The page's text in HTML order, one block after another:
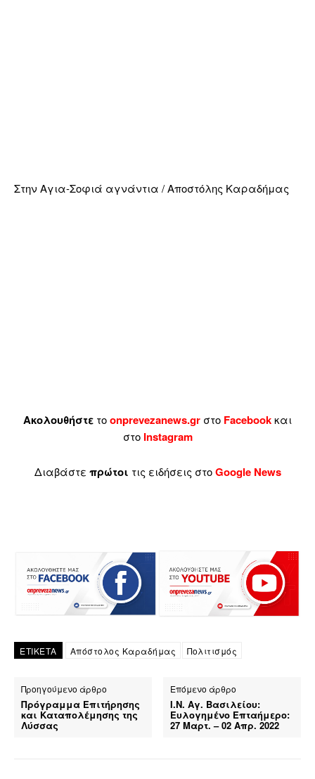
Στην Αγια-Σοφιά αγνάντια / Αποστόλης Καραδήμας
Ακολουθήστε τοonprevezanews.gr στο Facebookκαι
στο Instagram
Διαβάστε πρώτοι τις ειδήσεις στοGoogle News
ΕΤΙΚΕΤΑ Απόστολος Καραδήμας Πολιτισμός
Προηγούμενο άρθρο
Πρόγραμμα Επιτήρησης
και Καταπολέμησης της
Λύσσας
Επόμενο άρθρο
Ι.Ν. Αγ. Βασιλείου:
Ευλογημένο Επταήμερο:
27 Μαρτ. – 02 Απρ. 2022